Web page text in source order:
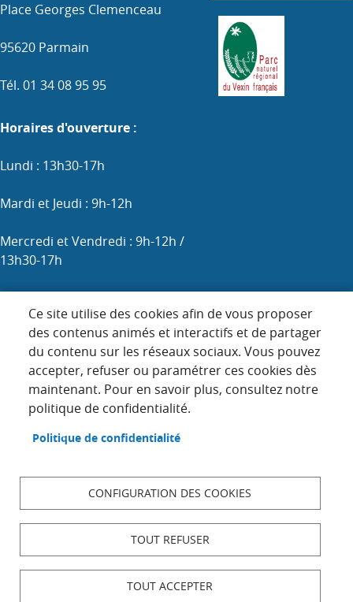
Ce site utilise des cookies afin de vous proposer
des contenus animés et interactifs et de partager
du contenu sur les réseaux sociaux. Vous pouvez
accepter, refuser ou paramétrer ces cookies dès
maintenant. Pour en savoir plus, consultez notre
politique de confidentialité.
Politique de confidentialité
CONFIGURATION DES COOKIES
TOUT REFUSER
TOUT ACCEPTER
Place Georges Clemenceau
95620 Parmain
Tél. 01 34 08 95 95
Horaires d'ouverture :
Lundi : 13h30-17h
Mardi et Jeudi : 9h-12h
Mercredi et Vendredi : 9h-12h /
13h30-17h
Menu
Pied
page
ACCUEIL
PLAN DU SITE
CONTACT
DONNÉES PERSONNELLES
ACCESSIBILITÉ : NON CONFORME
S'IDENTIFIER